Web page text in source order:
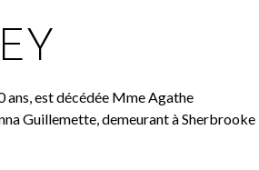
ans, est décédée Mme Agathe
Guillemette, demeurant à Sherbrooke